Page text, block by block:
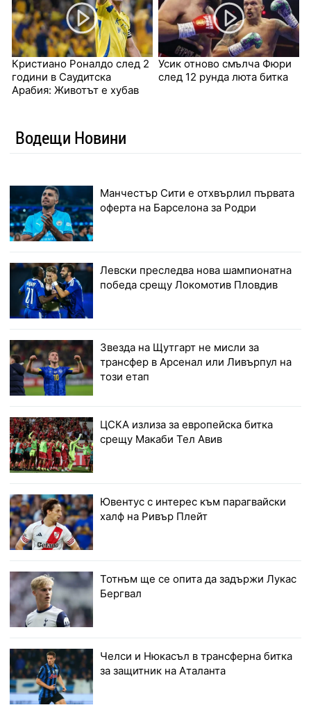
Кристиано Роналдо след 2
години в Саудитска
Арабия: Животът е хубав
Усик отново смълча Фюри
след 12 рунда люта битка
Водещи Новини
Манчестър Сити е отхвърлил първата
оферта на Барселона за Родри
Левски преследва нова шампионатна
победа срещу Локомотив Пловдив
Звезда на Щутгарт не мисли за
трансфер в Арсенал или Ливърпул на
този етап
ЦСКА излиза за европейска битка
срещу Макаби Тел Авив
Ювентус с интерес към парагвайски
халф на Ривър Плейт
Тотнъм ще се опита да задържи Лукас
Бергвал
Челси и Нюкасъл в трансферна битка
за защитник на Аталанта